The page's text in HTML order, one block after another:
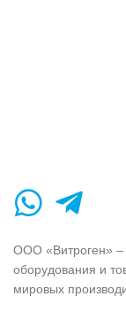
ООО «Витроген» –
оборудования и
мировых